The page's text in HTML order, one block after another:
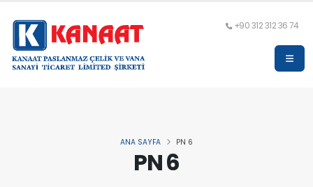
+90 312 312 36 74
PN 6
ANA SAYFA PN 6